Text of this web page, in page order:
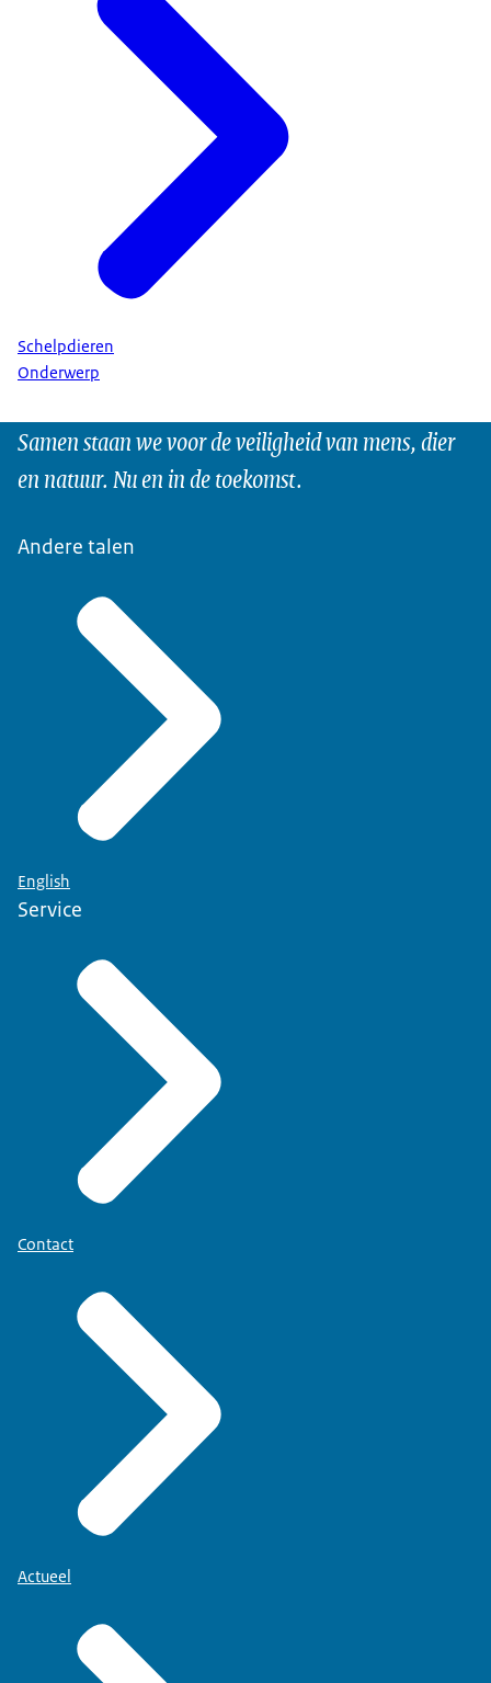
Schelpdieren
Onderwerp
Samen staan we voor de veiligheid van mens, dier
en natuur. Nu en in de toekomst.
Andere talen
English
Service
Contact
Actueel